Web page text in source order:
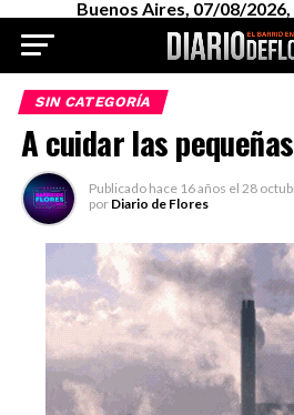
Buenos Aires, 07/08/2026,
SIN CATEGORÍA
A cuidar las
Publicado hace 16 años el 28
por Diario de Flores